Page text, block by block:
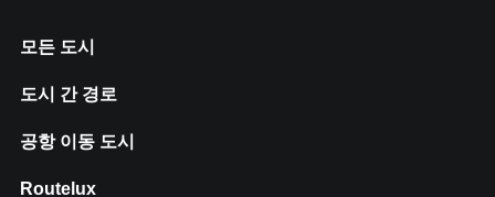
모든 도시
도시 간 경로
공항 이동 도시
Routelux